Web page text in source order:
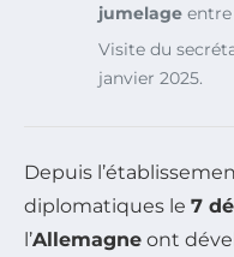
jumelage entre
Visite du
janvier 2025.
Depuis
diplomatiques le 7
l’Allemagne ont